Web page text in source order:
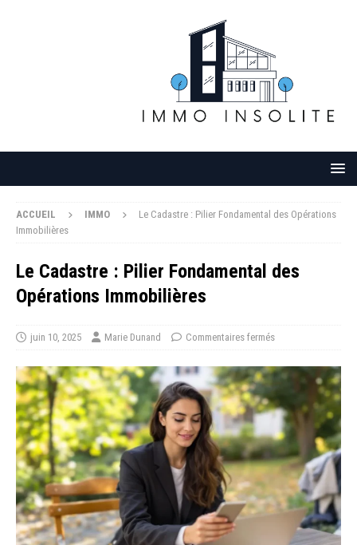
ACCUEIL IMMO
Le Cadastre : Pilier Fondamental des Opérations
Immobilières
Le Cadastre : Pilier Fondamental des
Opérations Immobilières
juin 10, 2025 Marie Dunand Commentaires fermés